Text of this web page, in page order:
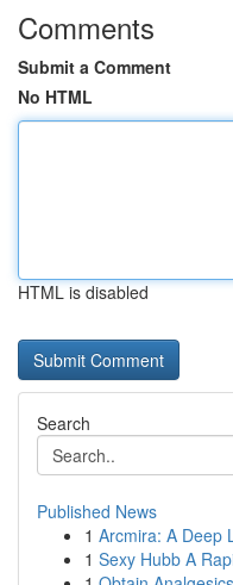
Comments
Submit a Comment
No HTML
HTML is disabled
Search
Published News
1 Arcmira: A Deep
1 Sexy Hubb A